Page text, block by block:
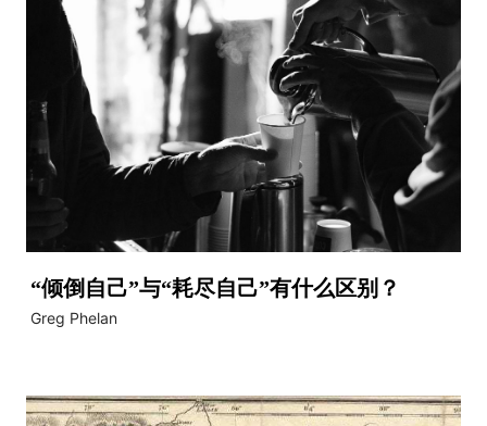
“倾倒自己”与“耗尽自己”有什么区别？
Greg Phelan